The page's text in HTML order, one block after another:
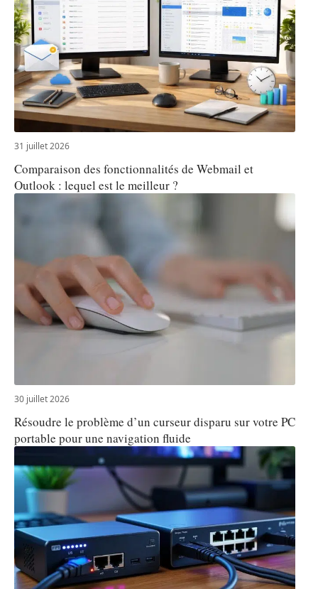
31 juillet 2026
Comparaison des fonctionnalités de Webmail et
Outlook : lequel est le meilleur ?
30 juillet 2026
Résoudre le problème d’un curseur disparu sur votre PC
portable pour une navigation fluide